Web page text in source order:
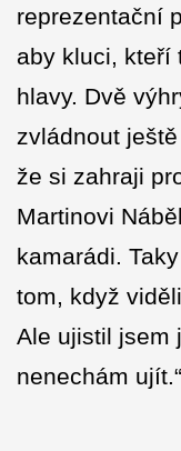
reprezentační
aby kluci, kteří
hlavy. Dvě
zvládnout
že si zahraji
Martinovi
kamarádi.
tom, když
Ale ujistil jsem
nenechám ujít.“